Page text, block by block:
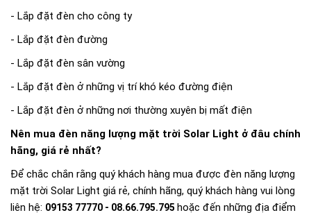
- Lắp đặt đèn cho công ty
- Lắp đặt đèn đường
- Lắp đặt đèn sân vường
- Lắp đặt đèn ở những vị trí khó kéo đường điện
- Lắp đặt đèn ở những nơi thường xuyên bị mất điện
Nên mua đèn năng lượng mặt trời Solar Light ở đâu chính
hãng, giá rẻ nhất?
Để chắc chắn rằng quý khách hàng mua được đèn năng lượng
mặt trời Solar Light giá rẻ, chính hãng, quý khách hàng vui lòng
liên hệ: 09153 77770 - 08.66.795.795 hoặc đến những địa điểm